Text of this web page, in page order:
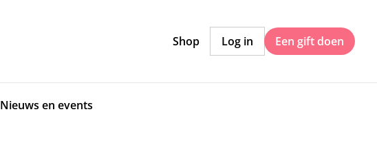
Shop Log in Een gift doen
Nieuws en events